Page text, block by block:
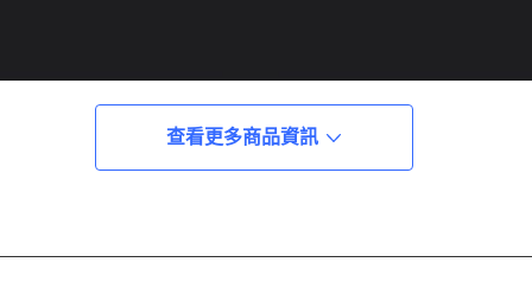
查看更多商品資訊